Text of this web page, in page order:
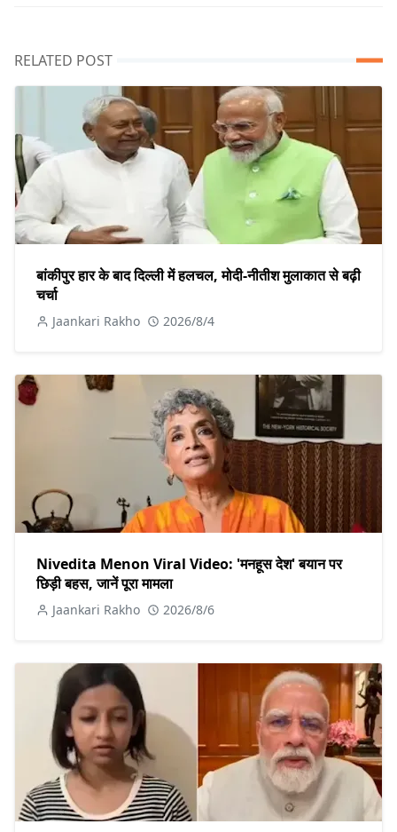
RELATED POST
बांकीपुर हार के बाद दिल्ली में हलचल, मोदी-नीतीश मुलाकात से बढ़ी
चर्चा
Jaankari Rakho 2026/8/4
Nivedita Menon Viral Video: 'मनहूस देश' बयान पर
छिड़ी बहस, जानें पूरा मामला
Jaankari Rakho 2026/8/6